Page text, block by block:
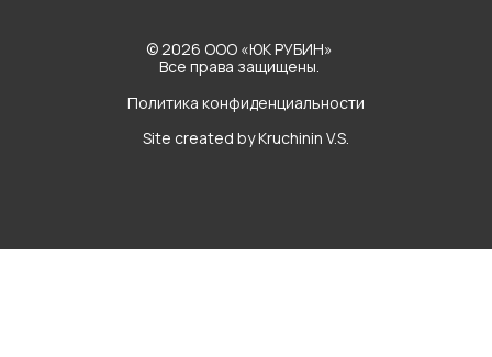
© 2026 ООО «ЮК РУБИН»
Все права защищены.
Site created by Kruchinin V.S.
Политика конфиденциальности